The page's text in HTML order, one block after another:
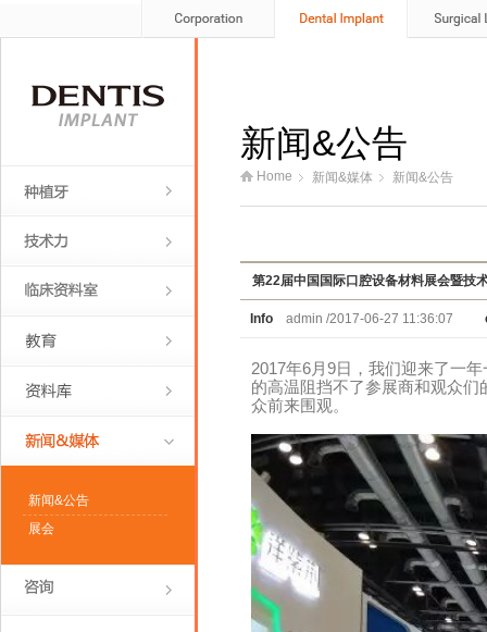
新闻&公告
展会
新闻&公告
Home 新闻&媒体 新闻&公告
第22届中国国际口腔设备材料展会暨技
Info admin /2017-06-27 11:36:07
2017年6月9日，我们迎来了一
的高温阻挡不了参展商和观众
众前来围观。